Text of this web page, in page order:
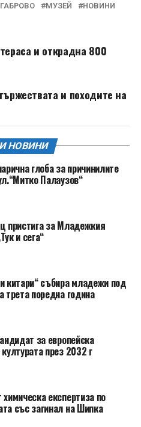
ГАБРОВО МУЗЕЙ
НОВИНИ
и открадна 800
и походите на
НОВИНИ
глоба за причинилите
Палаузов“
пристига за Младежкия
и сега“
китари“ събира младежи под
трета поредна година
за европейска
през 2032 г
химическа експертиза по
със загинал на Шипка